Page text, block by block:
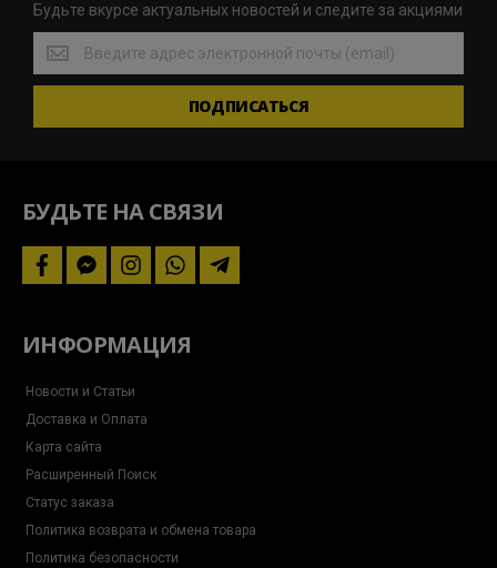
Будьте вкурсе актуальных новостей и следите за акциями
Будьте
вкурсе
актуальных
и
ПОДПИСАТЬСЯ
БУДЬТЕ НА СВЯЗИ
facebookfacebook-
messenger
instagram
whatsapptelegram-
plane
ИНФОРМАЦИЯ
Новости и Статьи
Доставка и Оплата
Карта сайта
Расширенный Поиск
Статус заказа
Политика возврата и обмена товара
Политика безопасности